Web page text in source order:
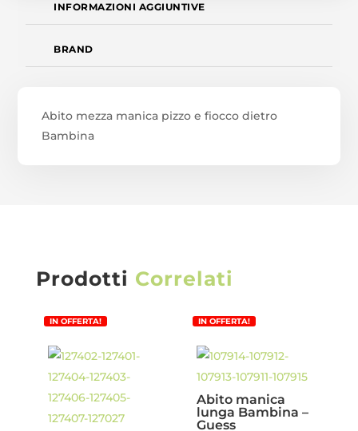
INFORMAZIONI AGGIUNTIVE
BRAND
Abito mezza manica pizzo e fiocco dietro
Bambina
Prodotti Correlati
IN OFFERTA! IN OFFERTA!
Abito manica
lunga Bambina –
Guess